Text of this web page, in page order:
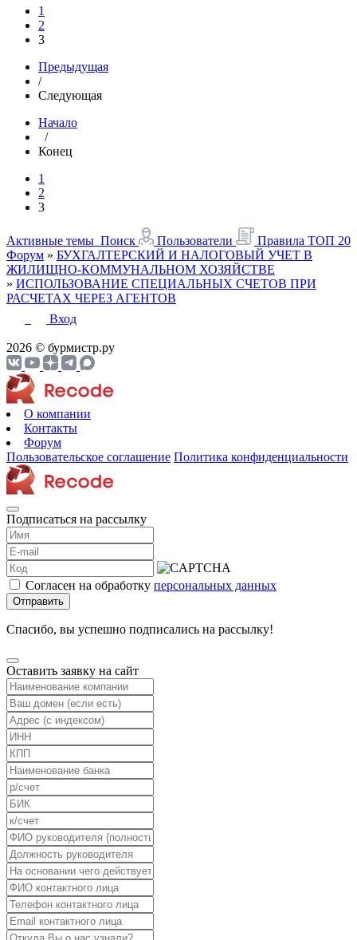
1
2
3
Предыдущая
/
Следующая
Начало
/
Конец
1
2
3
Активные темы Поиск Пользователи Правила ТОП 20
Форум » БУХГАЛТЕРСКИЙ И НАЛОГОВЫЙ УЧЕТ В
ЖИЛИЩНО-КОММУНАЛЬНОМ ХОЗЯЙСТВЕ
» ИСПОЛЬЗОВАНИЕ СПЕЦИАЛЬНЫХ СЧЕТОВ ПРИ
РАСЧЕТАХ ЧЕРЕЗ АГЕНТОВ
Вход
2026 © бурмистр.ру
О компании
Контакты
Форум
Пользовательское соглашение Политика конфиденциальности
Подписаться на рассылку
Согласен на обработку персональных данных
Отправить
Спасибо, вы успешно подписались на рассылку!
Оставить заявку на сайт